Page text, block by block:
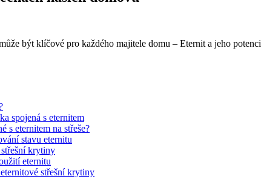
být klíčové pro každého majitele domu – Eternit a jeho
spojená s eternitem
s eternitem na střeše?
stavu eternitu
krytiny
eternitu
střešní krytiny